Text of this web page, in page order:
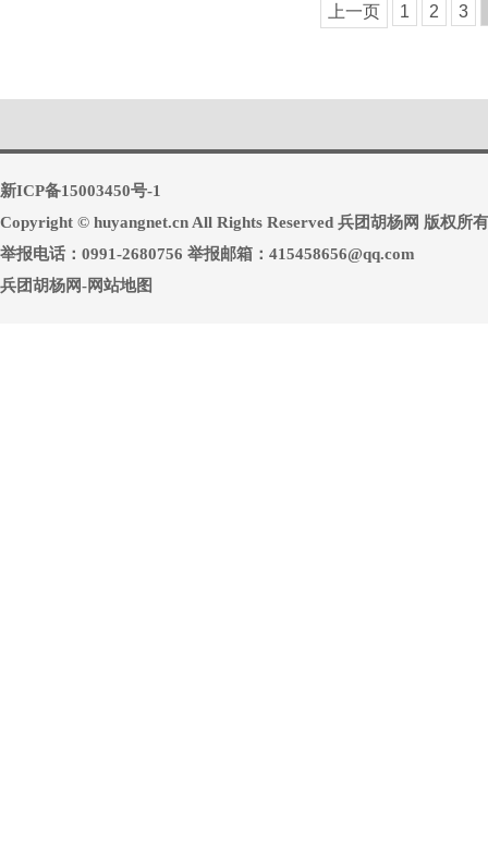
上一页 1 2 3
新ICP备15003450号-1
Copyright © huyangnet.cn All Rights Reserved 兵团胡杨网 版权所有
举报电话：0991-2680756 举报邮箱：415458656@qq.com
兵团胡杨网-网站地图